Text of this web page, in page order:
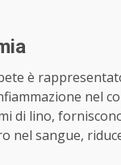
è
nel
di lino,
sangue,